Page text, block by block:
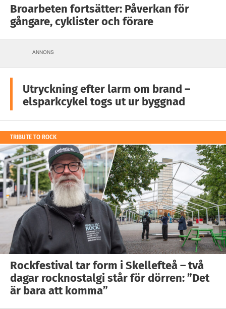
Broarbeten fortsätter: Påverkan för
gångare, cyklister och förare
ANNONS
Utryckning efter larm om brand –
elsparkcykel togs ut ur byggnad
TRIBUTE TO ROCK
Rockfestival tar form i Skellefteå – två
dagar rocknostalgi står för dörren: ”Det
är bara att komma”